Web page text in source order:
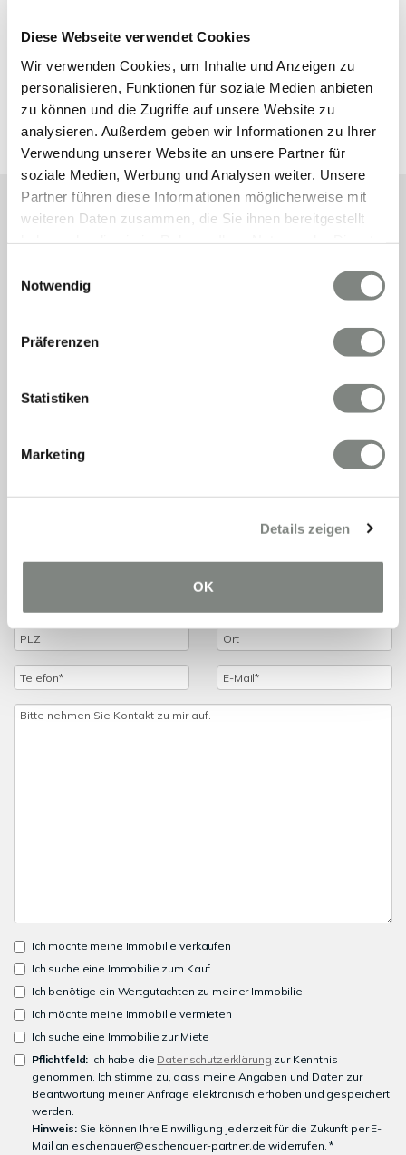
Diese Webseite verwendet Cookies
Wir verwenden Cookies, um Inhalte und Anzeigen zu
personalisieren, Funktionen für soziale Medien anbieten
zu können und die Zugriffe auf unsere Website zu
analysieren. Außerdem geben wir Informationen zu Ihrer
Verwendung unserer Website an unsere Partner für
soziale Medien, Werbung und Analysen weiter. Unsere
Partner führen diese Informationen möglicherweise mit
weiteren Daten zusammen, die Sie ihnen bereitgestellt
Cookies, wenn Sie unsere Webseite weiterhin nutzen.
Notwendig
Präferenzen
Statistiken
Marketing
Details zeigen
OK
Kontakt aufnehmen
RÜCKRUF-SERVICE
Hinterlassen Sie uns eine kurze Nachricht über unser
Das Team von Eschenauer & Partner Immobilien freut
Ich möchte meine Immobilie verkaufen
Ich suche eine Immobilie zum Kauf
Ich benötige ein Wertgutachten zu meiner Immobilie
Ich möchte meine Immobilie vermieten
Ich suche eine Immobilie zur Miete
Pflichtfeld: Ich habe die Datenschutzerklärung zur Kenntnis
genommen. Ich stimme zu, dass meine Angaben und Daten zur
Beantwortung meiner Anfrage elektronisch erhoben und gespeichert
werden.
Hinweis:Sie können Ihre Einwilligung jederzeit für die Zukunft per E-
Mail an eschenauer@eschenauer-partner.de widerrufen. *